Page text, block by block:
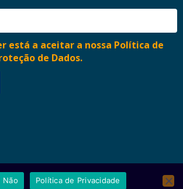
está a aceitar a nossa Política de
de Dados.
e Proteção de Dados
Não Política de Privacidade